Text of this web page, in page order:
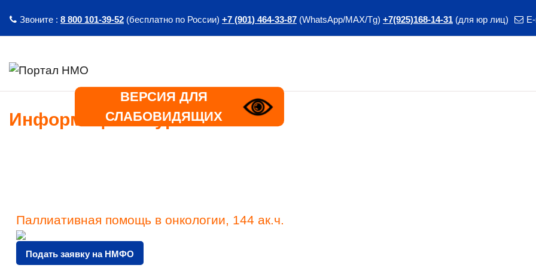
ВЕРСИЯ ДЛЯ
СЛАБОВИДЯЩИХ
Звоните : 8 800 101-39-52 (бесплатно по России) +7 (901) 464-33-87 (WhatsApp/MAX/Tg) +7(925)168-14-31 (для юр лиц)
Информация о курсе
Паллиативная помощь в онкологии, 144 ак.ч.
Подать заявку на НМФО